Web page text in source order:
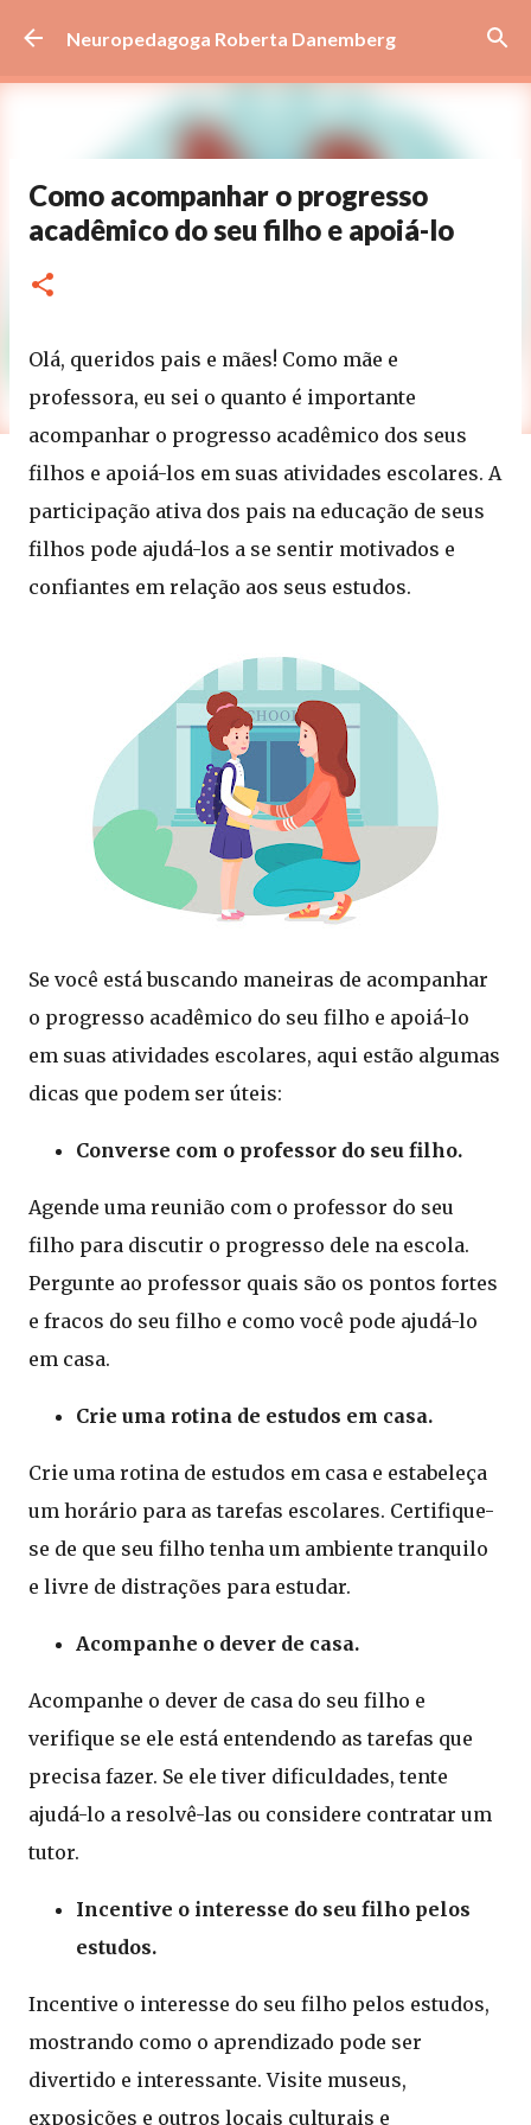
Pular para o conteúdo principal
Neuropedagoga Roberta Danemberg
Como acompanhar o progresso
acadêmico do seu filho e apoiá-lo
Olá, queridos pais e mães! Como mãe e
professora, eu sei o quanto é importante
acompanhar o progresso acadêmico dos seus
filhos e apoiá-los em suas atividades escolares. A
participação ativa dos pais na educação de seus
filhos pode ajudá-los a se sentir motivados e
confiantes em relação aos seus estudos.
Se você está buscando maneiras de acompanhar
o progresso acadêmico do seu filho e apoiá-lo
em suas atividades escolares, aqui estão algumas
dicas que podem ser úteis:
Converse com o professor do seu filho.
Agende uma reunião com o professor do seu
filho para discutir o progresso dele na escola.
Pergunte ao professor quais são os pontos fortes
e fracos do seu filho e como você pode ajudá-lo
em casa.
Crie uma rotina de estudos em casa.
Crie uma rotina de estudos em casa e estabeleça
um horário para as tarefas escolares. Certifique-
se de que seu filho tenha um ambiente tranquilo
e livre de distrações para estudar.
Acompanhe o dever de casa.
Acompanhe o dever de casa do seu filho e
verifique se ele está entendendo as tarefas que
precisa fazer. Se ele tiver dificuldades, tente
ajudá-lo a resolvê-las ou considere contratar um
tutor.
Incentive o interesse do seu filho pelos
estudos.
Incentive o interesse do seu filho pelos estudos,
mostrando como o aprendizado pode ser
divertido e interessante. Visite museus,
exposições e outros locais culturais e